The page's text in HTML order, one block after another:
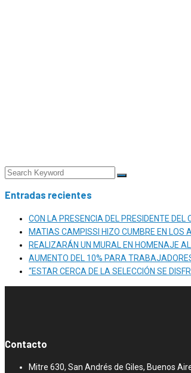
Entradas recientes
CON LA PRESENCIA DEL PRESIDENTE
MATIAS CAMPISSI HIZO CUMBRE EN LOS
REALIZARÁN UN MURAL EN HOMENAJE AL
AUMENTO DEL 10% PARA
“ESTAR CERCA DE LA SELECCIÓN SE
Contacto
Mitre 630, San Andrés de Giles, Buenos